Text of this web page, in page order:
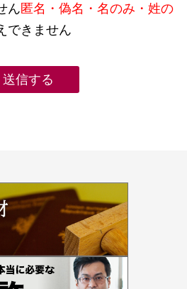
ん匿名・偽名・名のみ・姓の
できません